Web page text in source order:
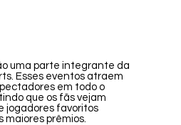
uma parte integrante da
Esses eventos atraem
em todo o
que os fãs vejam
jogadores favoritos
maiores prêmios.